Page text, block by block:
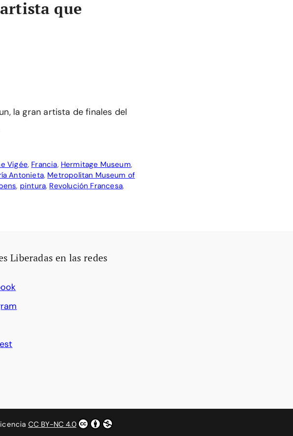
que
la gran artista de finales del
Vigée, Francia, Hermitage Museum,
Antonieta, Metropolitan Museum of
, pintura, Revolución Francesa,
Liberadas en las redes
CC BY-NC 4.0